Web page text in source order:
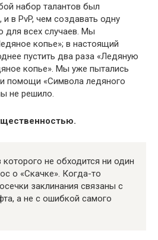
набор талантов был
в PvP, чем создавать одну
для всех случаев. Мы
копье»; в настоящий
пустить два раза «Ледяную
копье». Мы уже пытались
помощи «Символа ледяного
не решило.
не обходится ни один
о «Скачке». Когда-то
заклинания связаны с
а не с ошибкой самого